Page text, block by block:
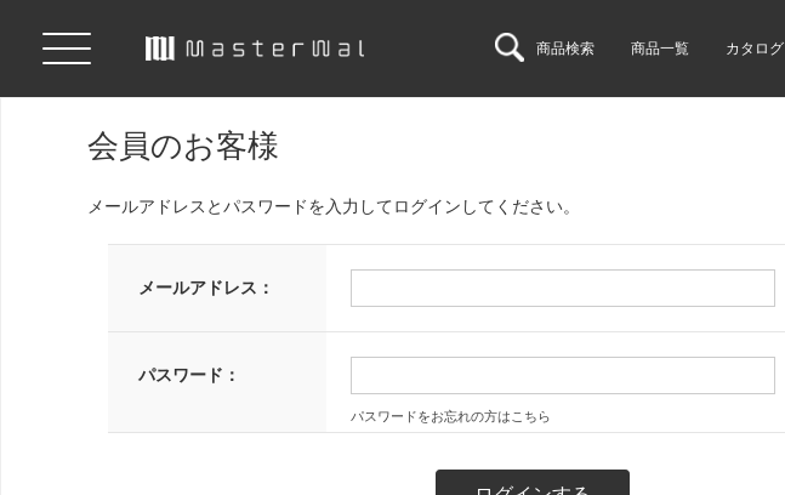
商品検索 商品一覧 カタログ
会員のお客様
メールアドレスとパスワードを入力してログインしてください。
メールアドレス：
パスワード：
パスワードをお忘れの方はこちら